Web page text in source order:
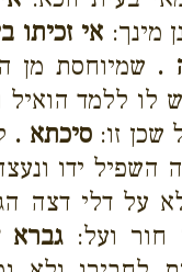
מינך:אי זכיתו
. שמיוחסת מן
לו ללמד הואיל
שכן זו:סיכתא .
השפיל ידו
על דלי דצה
חור ועל:גברא